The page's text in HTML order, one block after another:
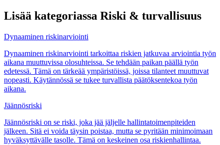
Lisää kategoriassa Riski & turvallisuus
Dynaaminen riskinarviointi
Dynaaminen riskinarviointi tarkoittaa riskien jatkuvaa arviointia työn
aikana muuttuvissa olosuhteissa. Se tehdään paikan päällä työn
edetessä. Tämä on tärkeää ympäristöissä, joissa tilanteet muuttuvat
nopeasti. Käytännössä se tukee turvallista päätöksentekoa työn
aikana.
Jäännösriski
Jäännösriski on se riski, joka jää jäljelle hallintatoimenpiteiden
jälkeen. Sitä ei voida täysin poistaa, mutta se pyritään minimoimaan
hyväksyttävälle tasolle. Tämä on keskeinen osa riskienhallintaa.